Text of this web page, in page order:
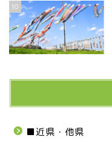
10
■近県・他県